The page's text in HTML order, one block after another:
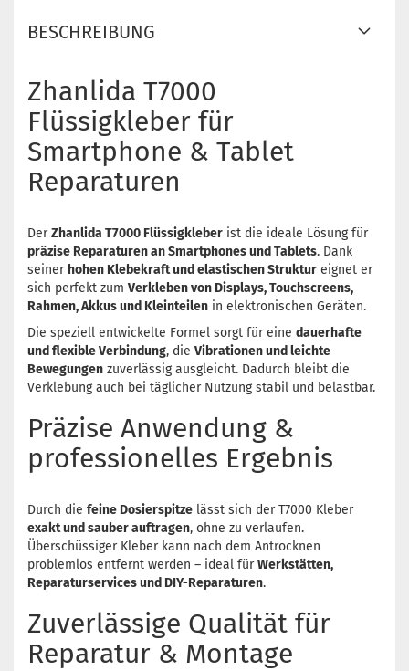
BESCHREIBUNG
Zhanlida T7000
Flüssigkleber für
Smartphone & Tablet
Reparaturen
DerZhanlida T7000 Flüssigkleber ist die ideale Lösung für
präzise Reparaturen an Smartphones und Tablets. Dank
seiner hohen Klebekraft und elastischen Struktur eignet er
sich perfekt zum Verkleben von Displays, Touchscreens,
Rahmen, Akkus und Kleinteilen in elektronischen Geräten.
Die speziell entwickelte Formel sorgt für eine dauerhafte
und flexible Verbindung, die Vibrationen und leichte
Bewegungen zuverlässig ausgleicht. Dadurch bleibt die
Verklebung auch bei täglicher Nutzung stabil und belastbar.
Präzise Anwendung &
professionelles Ergebnis
Durch die feine Dosierspitze lässt sich der T7000 Kleber
exakt und sauber auftragen, ohne zu verlaufen.
Überschüssiger Kleber kann nach dem Antrocknen
problemlos entfernt werden – ideal fürWerkstätten,
Reparaturservices und DIY-Reparaturen.
Zuverlässige Qualität für
Reparatur & Montage